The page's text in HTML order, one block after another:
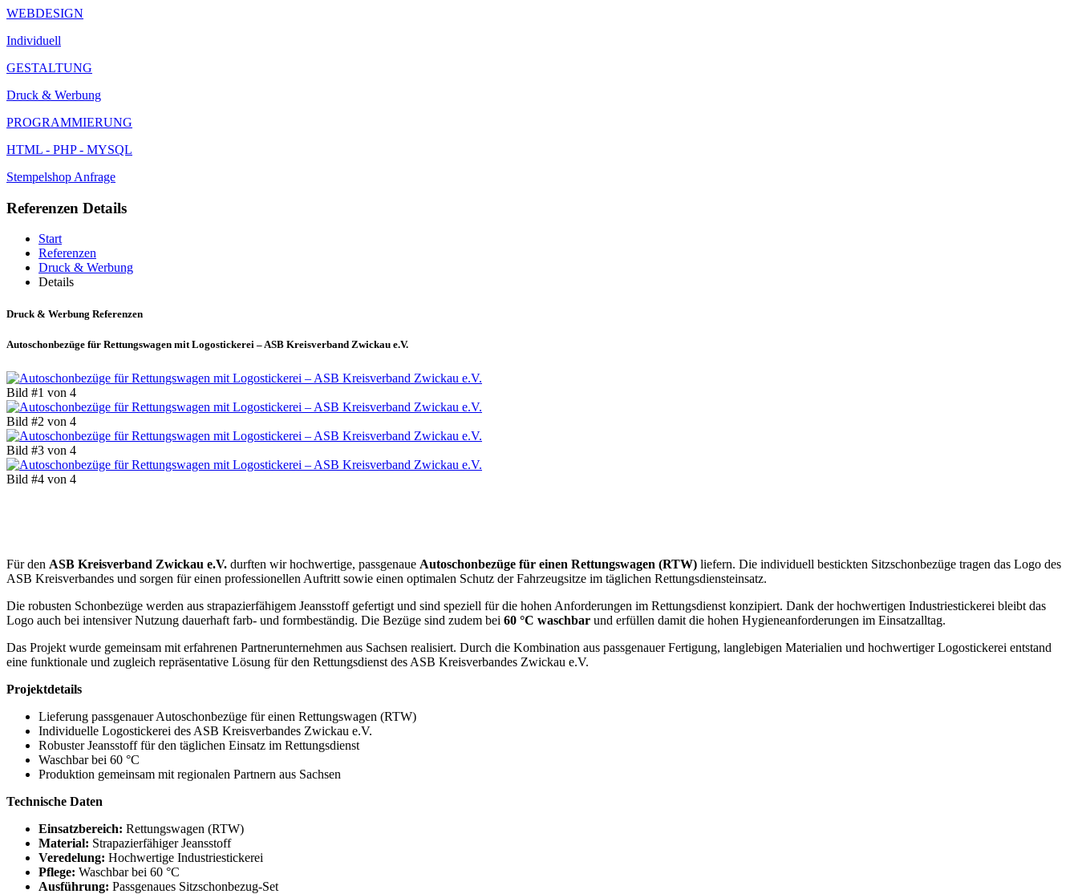
WEBDESIGN
Individuell
GESTALTUNG
Druck & Werbung
PROGRAMMIERUNG
HTML - PHP - MYSQL
Stempelshop Anfrage
Referenzen Details
Start
Referenzen
Druck & Werbung
Details
Druck & Werbung Referenzen
Autoschonbezüge für Rettungswagen mit Logostickerei – ASB Kreisverband Zwickau e.V.
Bild #1 von 4
Bild #2 von 4
Bild #3 von 4
Bild #4 von 4
Für den ASB Kreisverband Zwickau e.V. durften wir hochwertige, passgenaue Autoschonbezüge für einen Rettungswagen (RTW) liefern. Die individuell bestickten Sitzschonbezüge tragen das Logo des
ASB Kreisverbandes und sorgen für einen professionellen Auftritt sowie einen optimalen Schutz der Fahrzeugsitze im täglichen Rettungsdiensteinsatz.
Die robusten Schonbezüge werden aus strapazierfähigem Jeansstoff gefertigt und sind speziell für die hohen Anforderungen im Rettungsdienst konzipiert. Dank der hochwertigen Industriestickerei bleibt das
Logo auch bei intensiver Nutzung dauerhaft farb- und formbeständig. Die Bezüge sind zudem bei 60 °C waschbar und erfüllen damit die hohen Hygieneanforderungen im Einsatzalltag.
Das Projekt wurde gemeinsam mit erfahrenen Partnerunternehmen aus Sachsen realisiert. Durch die Kombination aus passgenauer Fertigung, langlebigen Materialien und hochwertiger Logostickerei entstand
eine funktionale und zugleich repräsentative Lösung für den Rettungsdienst des ASB Kreisverbandes Zwickau e.V.
Projektdetails
Lieferung passgenauer Autoschonbezüge für einen Rettungswagen (RTW)
Individuelle Logostickerei des ASB Kreisverbandes Zwickau e.V.
Robuster Jeansstoff für den täglichen Einsatz im Rettungsdienst
Waschbar bei 60 °C
Produktion gemeinsam mit regionalen Partnern aus Sachsen
Technische Daten
Einsatzbereich: Rettungswagen (RTW)
Material: Strapazierfähiger Jeansstoff
Veredelung: Hochwertige Industriestickerei
Pflege: Waschbar bei 60 °C
Ausführung: Passgenaues Sitzschonbezug-Set